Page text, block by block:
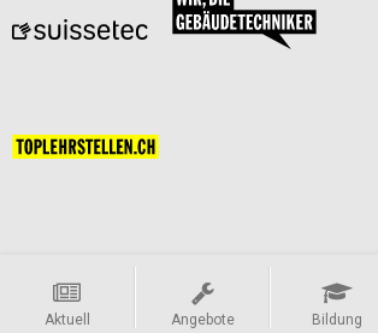
Aktuell Angebote Bildung